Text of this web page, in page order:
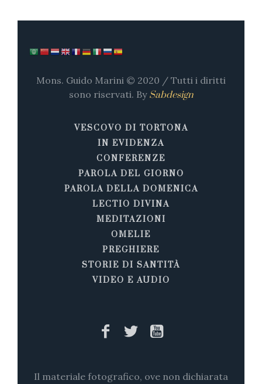
Mons. Guido Marini © 2020 / Tutti i diritti
sono riservati. By Sabdesign
VESCOVO DI TORTONA
IN EVIDENZA
CONFERENZE
PAROLA DEL GIORNO
PAROLA DELLA DOMENICA
LECTIO DIVINA
MEDITAZIONI
OMELIE
PREGHIERE
STORIE DI SANTITÀ
VIDEO E AUDIO
Il materiale fotografico, ove non dichiarata